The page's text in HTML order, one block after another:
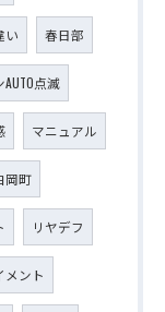
い 春日部
点滅
マニュアル
岡町
リヤデフ
メント